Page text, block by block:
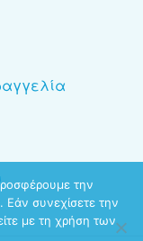
την
Εάν συνεχίσετε την
με τη χρήση των